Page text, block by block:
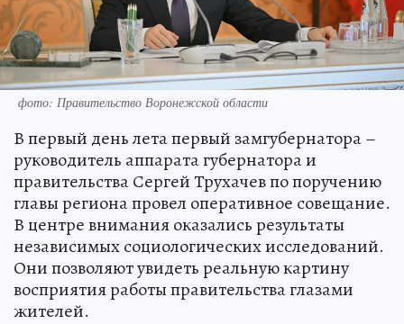
фото: Правительство Воронежской области
В первый день лета первый замгубернатора –
руководитель аппарата губернатора и
правительства Сергей Трухачев по поручению
главы региона провел оперативное совещание.
В центре внимания оказались результаты
независимых социологических исследований.
Они позволяют увидеть реальную картину
восприятия работы правительства глазами
жителей.